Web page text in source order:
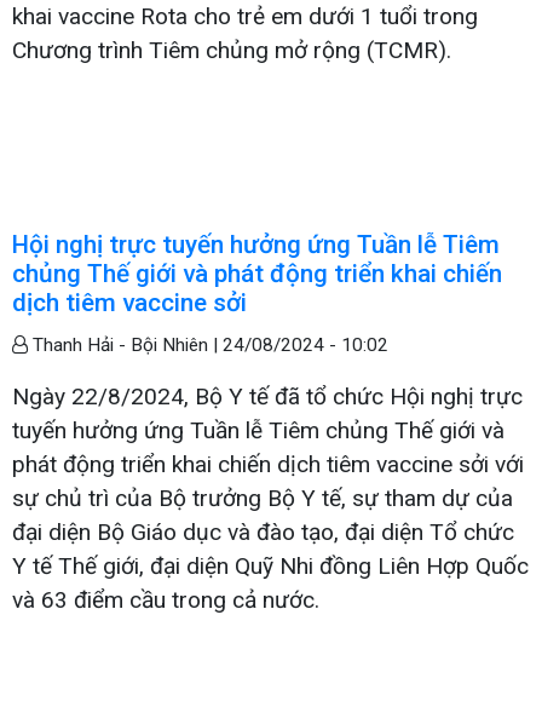
khai vaccine Rota cho trẻ em dưới 1 tuổi trong
Chương trình Tiêm chủng mở rộng (TCMR).
Hội nghị trực tuyến hưởng ứng Tuần lễ Tiêm
chủng Thế giới và phát động triển khai chiến
dịch tiêm vaccine sởi
Thanh Hải - Bội Nhiên | 24/08/2024 - 10:02
Ngày 22/8/2024, Bộ Y tế đã tổ chức Hội nghị trực
tuyến hưởng ứng Tuần lễ Tiêm chủng Thế giới và
phát động triển khai chiến dịch tiêm vaccine sởi với
sự chủ trì của Bộ trưởng Bộ Y tế, sự tham dự của
đại diện Bộ Giáo dục và đào tạo, đại diện Tổ chức
Y tế Thế giới, đại diện Quỹ Nhi đồng Liên Hợp Quốc
và 63 điểm cầu trong cả nước.